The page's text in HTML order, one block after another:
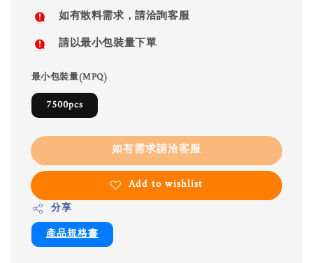
如有散料需求，請洽詢客服
請以最小包裝量下單
最小包裝量(MPQ)
7500pcs
如有需求請洽客服
Add to wishlist
分享
產品規格書